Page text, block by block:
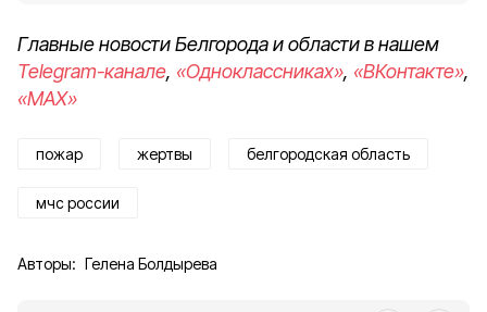
Главные новости Белгорода и области в нашем
Telegram-канале, «Одноклассниках», «ВКонтакте»,
«MAX»
пожар жертвы белгородская область
мчс россии
Авторы: Гелена Болдырева